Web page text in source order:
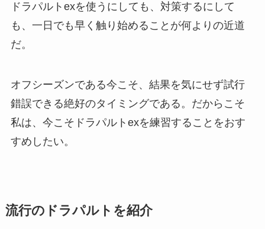
ドラパルトexを使うにしても、対策するにして
も、一日でも早く触り始めることが何よりの近道
だ。
オフシーズンである今こそ、結果を気にせず試行
錯誤できる絶好のタイミングである。だからこそ
私は、今こそドラパルトexを練習することをおす
すめしたい。
流行のドラパルトを紹介